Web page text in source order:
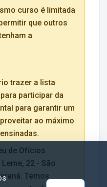
curso é limitada
que outros
a
trazer a lista
participar da
para garantir um
ao máximo
de Ofícios
22 - São
Temos